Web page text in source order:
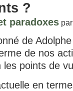
?
paradoxes
de
de nos
les points de
en